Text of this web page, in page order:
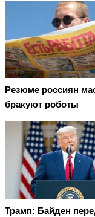
Резюме россиян
бракуют роботы
Трамп: Байден